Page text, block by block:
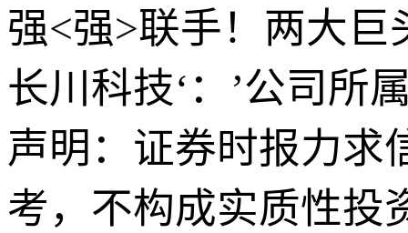
强<强>联手！两大
长川科技‘：’公司所
声明：证券时报力求
考，不构成实质性投